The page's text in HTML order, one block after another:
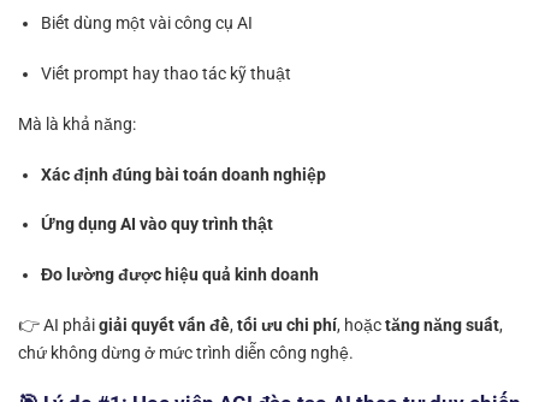
Biết dùng một vài công cụ AI
Viết prompt hay thao tác kỹ thuật
Mà là khả năng:
Xác định đúng bài toán doanh nghiệp
Ứng dụng AI vào quy trình thật
Đo lường được hiệu quả kinh doanh
👉 AI phảigiải quyết vấn đề, tối ưu chi phí, hoặctăng năng suất,
chứ không dừng ở mức trình diễn công nghệ.